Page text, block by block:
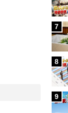
7
8
9